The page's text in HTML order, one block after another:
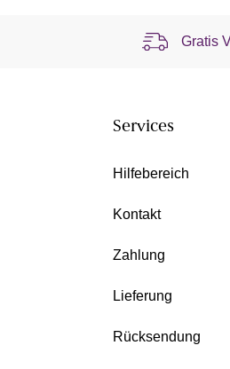
Gratis
Services
Hilfebereich
Kontakt
Zahlung
Lieferung
Rücksendung